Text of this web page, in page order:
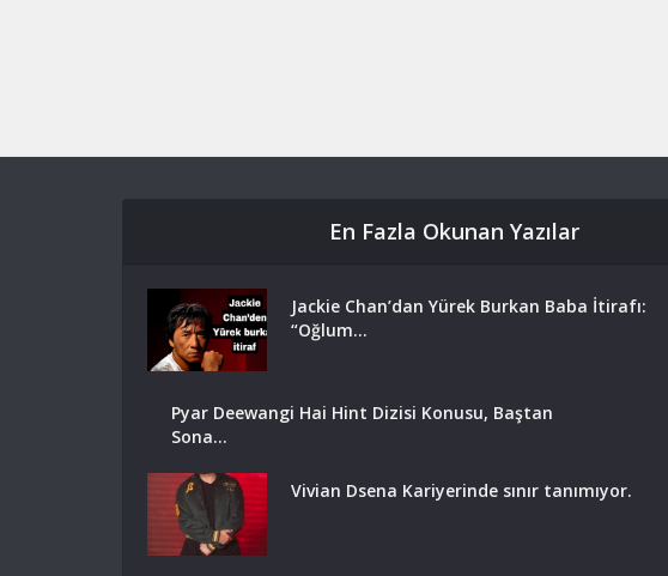
En Fazla Okunan Yazılar
Jackie Chan’dan Yürek Burkan Baba İtirafı:
“Oğlum...
Pyar Deewangi Hai Hint Dizisi Konusu, Baştan
Sona...
Vivian Dsena Kariyerinde sınır tanımıyor.